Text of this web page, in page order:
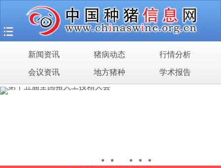
新闻资讯 猪病动态 行情分析
会议资讯 地方猪种 学术报告
首页
猪场之旅
新闻资讯
猪病动态